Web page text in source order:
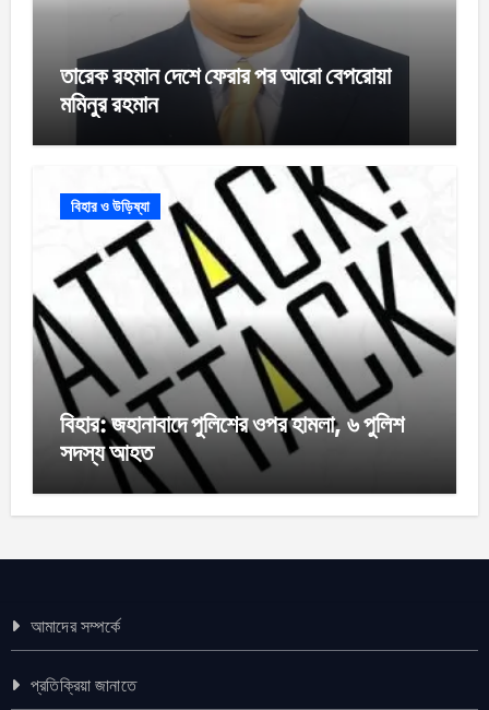
তারেক রহমান দেশে ফেরার পর আরো বেপরোয়া
মমিনুর রহমান
বিহার ও উড়িষ্যা
বিহার: জহানাবাদে পুলিশের ওপর হামলা, ৬ পুলিশ
সদস্য আহত
আমাদের সম্পর্কে
প্রতিক্রিয়া জানাতে